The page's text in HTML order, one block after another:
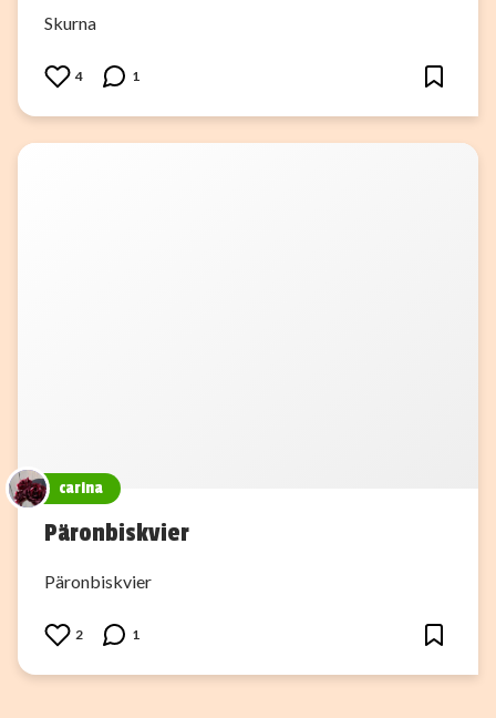
Skurna
4 1
carina
Päronbiskvier
Päronbiskvier
2 1